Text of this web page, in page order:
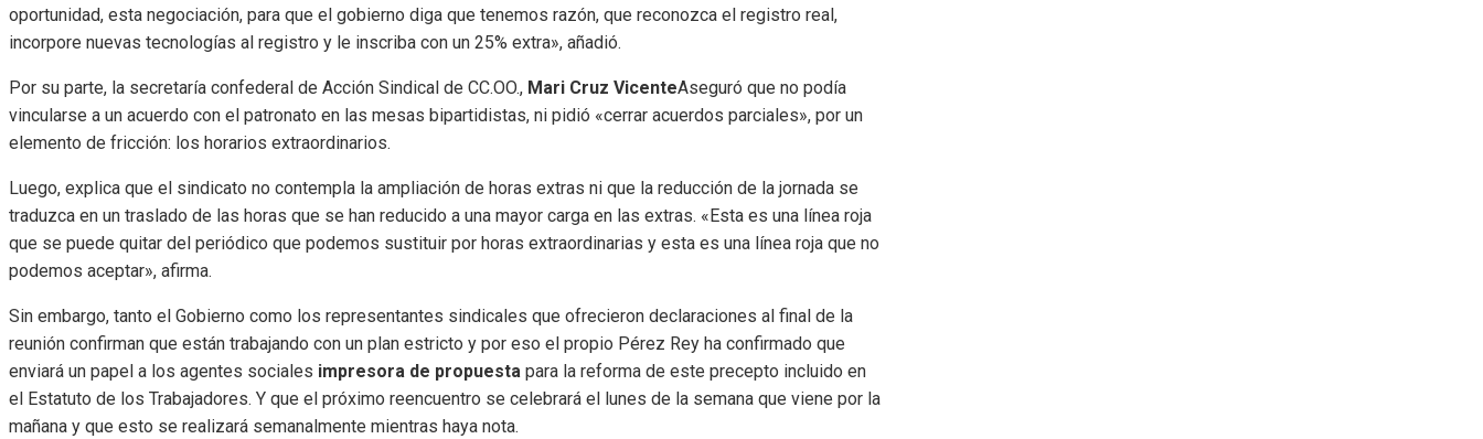
oportunidad, esta negociación, para que el gobierno diga que tenemos razón, que reconozca el registro real,
incorpore nuevas tecnologías al registro y le inscriba con un 25% extra», añadió.
Por su parte, la secretaría confederal de Acción Sindical de CC.OO., Mari Cruz VicenteAseguró que no podía
vincularse a un acuerdo con el patronato en las mesas bipartidistas, ni pidió «cerrar acuerdos parciales», por un
elemento de fricción: los horarios extraordinarios.
Luego, explica que el sindicato no contempla la ampliación de horas extras ni que la reducción de la jornada se
traduzca en un traslado de las horas que se han reducido a una mayor carga en las extras. «Esta es una línea roja
que se puede quitar del periódico que podemos sustituir por horas extraordinarias y esta es una línea roja que no
podemos aceptar», afirma.
Sin embargo, tanto el Gobierno como los representantes sindicales que ofrecieron declaraciones al final de la
reunión confirman que están trabajando con un plan estricto y por eso el propio Pérez Rey ha confirmado que
enviará un papel a los agentes sociales impresora de propuesta para la reforma de este precepto incluido en
el Estatuto de los Trabajadores. Y que el próximo reencuentro se celebrará el lunes de la semana que viene por la
mañana y que esto se realizará semanalmente mientras haya nota.